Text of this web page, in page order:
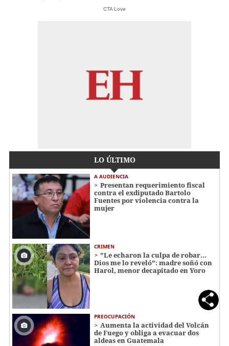
CTA Love
LO ÚLTIMO
A AUDIENCIA
Presentan requerimiento fiscal
contra el exdiputado Bartolo
Fuentes por violencia contra la
mujer
CRIMEN
"Le echaron la culpa de robar...
Dios me lo reveló": madre soñó con
Harol, menor decapitado en Yoro
PREOCUPACIÓN
Aumenta la actividad del Volcán
de Fuego y obliga a evacuar dos
aldeas en Guatemala